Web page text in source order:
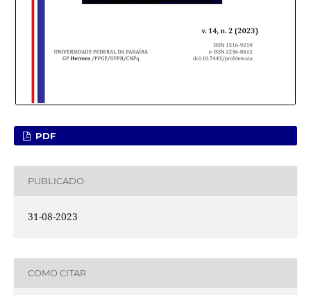
PDF
PUBLICADO
31-08-2023
COMO CITAR